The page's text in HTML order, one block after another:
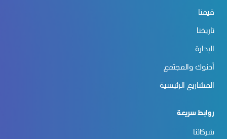
قيمنا
تاريخنا
الإدارة
أدنوك والمجتمع
المشاريع الرئيسية
روابط سريعة
شركائنا